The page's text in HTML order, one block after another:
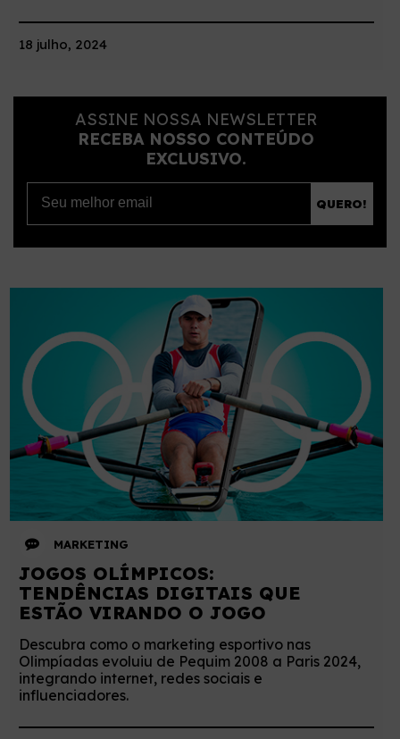
18 julho, 2024
ASSINE NOSSA NEWSLETTER
RECEBA NOSSO CONTEÚDO
EXCLUSIVO.
MARKETING
JOGOS OLÍMPICOS:
TENDÊNCIAS DIGITAIS QUE
ESTÃO VIRANDO O JOGO
Descubra como o marketing esportivo nas
Olimpíadas evoluiu de Pequim 2008 a Paris 2024,
integrando internet, redes sociais e
influenciadores.